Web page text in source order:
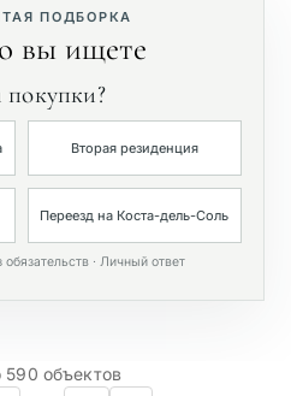
ПОДБОРКА
вы ищете
Вторая резиденция
Переезд на Коста-дель-Соль
· Личный ответ
590 объектов